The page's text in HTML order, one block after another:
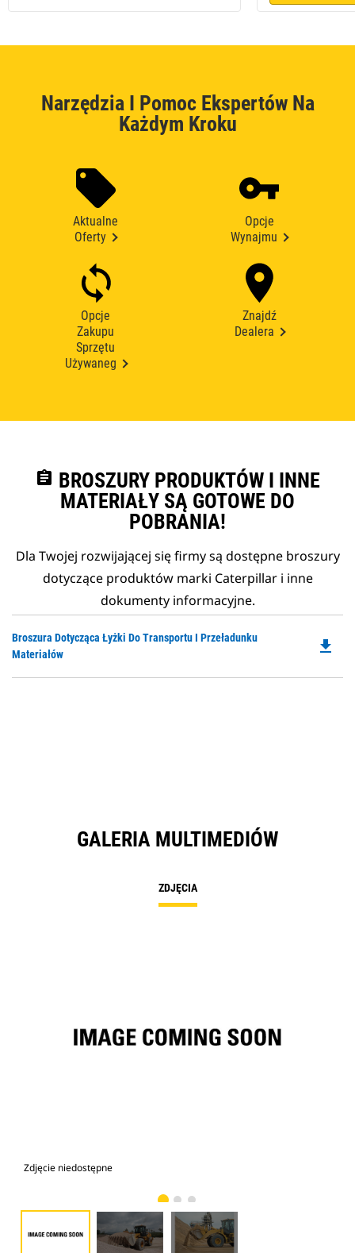
Narzędzia I Pomoc Ekspertów Na
Każdym Kroku
Aktualne
Oferty
Opcje
Wynajmu
Opcje
Zakupu
Sprzętu
Używaneg
Znajdź
Dealera
assignment BROSZURY PRODUKTÓW I INNE
MATERIAŁY SĄ GOTOWE DO
POBRANIA!
Dla Twojej rozwijającej się firmy są dostępne broszury
dotyczące produktów marki Caterpillar i inne
dokumenty informacyjne.
Broszura Dotycząca Łyżki Do Transportu I Przeładunku
Materiałów
file_download
GALERIA MULTIMEDIÓW
ZDJĘCIA
Zdjęcie niedostępne